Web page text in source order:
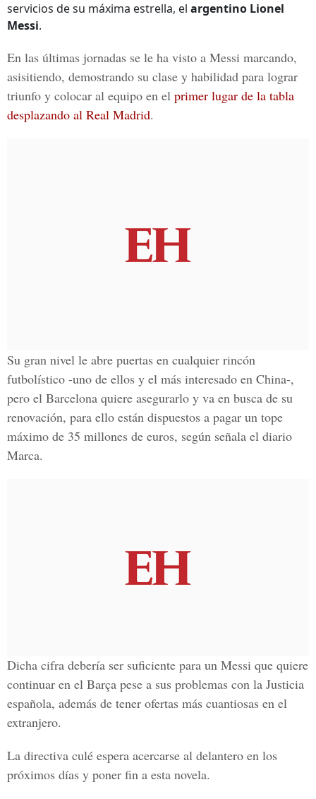
servicios de su máxima estrella, el argentino Lionel
Messi.
En las últimas jornadas se le ha visto a Messi marcando,
asisitiendo, demostrando su clase y habilidad para lograr
triunfo y colocar al equipo en el primer lugar de la tabla
desplazando al Real Madrid.
Su gran nivel le abre puertas en cualquier rincón
futbolístico -uno de ellos y el más interesado en China-,
pero el Barcelona quiere asegurarlo y va en busca de su
renovación, para ello están dispuestos a pagar un tope
máximo de 35 millones de euros, según señala el diario
Marca.
Dicha cifra debería ser suficiente para un Messi que quiere
continuar en el Barça pese a sus problemas con la Justicia
española, además de tener ofertas más cuantiosas en el
extranjero.
La directiva culé espera acercarse al delantero en los
próximos días y poner fin a esta novela.